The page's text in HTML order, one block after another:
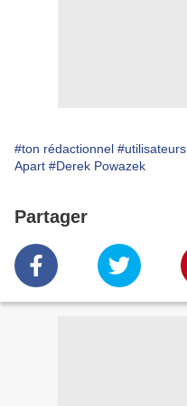
#ton rédactionnel #utilisateurs
Apart #Derek Powazek
Partager